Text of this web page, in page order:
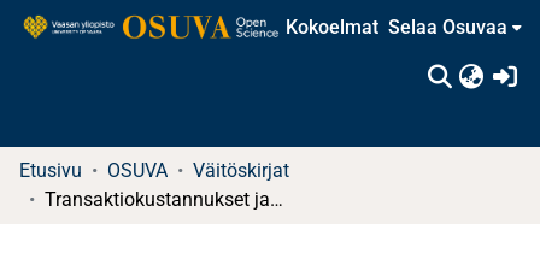
Kokoelmat Selaa Osuvaa
Etusivu OSUVA
Väitöskirjat
Transaktiokustannukset ja laatu : Vertaileva tapaustutkimus yksityisistä ja julkisista perusterveydenhuoltopalveluista neljällä suomalaispaikkakunnalla